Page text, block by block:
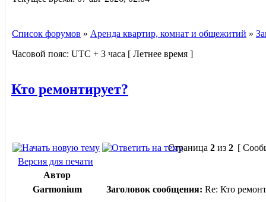
Список форумов » Аренда квартир, комнат и общежитий »
Часовой пояс: UTC + 3 часа [ Летнее время ]
Кто ремонтирует?
Страница 2 из 2 [
Версия для печати
Автор
Garmonium
Заголовок сообщения: Re: Кто